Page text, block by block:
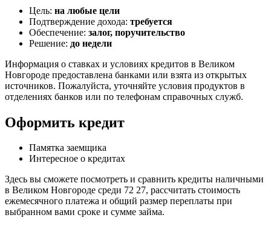
Цель: на любые цели
Подтверждение дохода: требуется
Обеспечение: залог, поручительство
Решение: до недели
Информация о ставках и условиях кредитов в Великом
Новгороде предоставлена банками или взята из открытых
источников. Пожалуйста, уточняйте условия продуктов в
отделениях банков или по телефонам справочных служб.
Оформить кредит
Памятка заемщика
Интересное о кредитах
Здесь вы сможете посмотреть и сравнить кредиты наличными
в Великом Новгороде среди 72 27, рассчитать стоимость
ежемесячного платежа и общий размер переплаты при
выбранном вами сроке и сумме займа.